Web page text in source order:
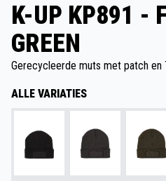
K-UP KP891 -
GREEN
Gerecycleerde muts met patch en
ALLE VARIATIES